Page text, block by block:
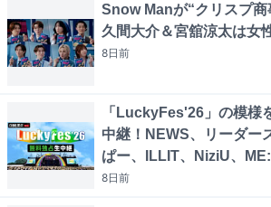
Snow Manが“クリスプ
久間大介＆宮舘涼太は女
8日前
「LuckyFes'26」の模様
中継！NEWS、リーダー
ぱー、ILLIT、NiziU、
8日前